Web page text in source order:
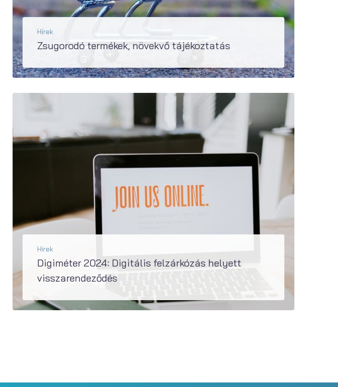
Hírek
Zsugorodó termékek, növekvő tájékoztatás
BŐVEBBEN
Hírek
Digiméter 2024: Digitális felzárkózás helyett
visszarendeződés